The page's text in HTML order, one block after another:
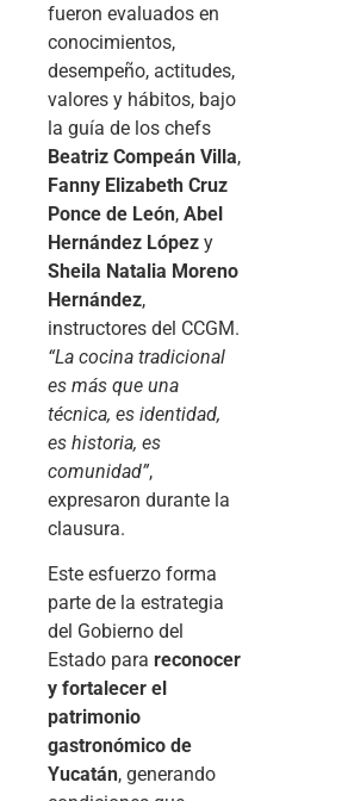
fueron evaluados en
conocimientos,
desempeño, actitudes,
valores y hábitos, bajo
la guía de los chefs
Beatriz Compeán Villa,
Fanny Elizabeth Cruz
Ponce de León, Abel
Hernández López y
Sheila Natalia Moreno
Hernández,
instructores del CCGM.
“La cocina tradicional
es más que una
técnica, es identidad,
es historia, es
comunidad”,
expresaron durante la
clausura.
Este esfuerzo forma
parte de la estrategia
del Gobierno del
Estado para reconocer
y fortalecer el
patrimonio
gastronómico de
Yucatán, generando